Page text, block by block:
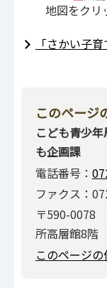
地図をクリ
「さかい子
このページ
こども青少
も企画課
電話番号：
ファクス：
〒590-0078
所高層館8階
このページ